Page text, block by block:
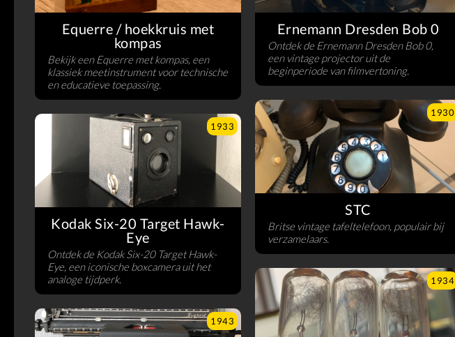
Equerre / hoekkruis met
kompas
Bekijk een Equerre met kompas, een
klassiek meetinstrument voor technische
en educatieve toepassing.
Ernemann Dresden Bob 0
Ontdek de Ernemann Dresden Bob 0,
een vintage projector uit de
beginperiode van filmvertoning.
1930
STC
Britse vintage tafeltelefoon, populair bij
verzamelaars.
1933
Kodak Six-20 Target Hawk-
Eye
Ontdek de Kodak Six-20 Target Hawk-
Eye, een iconische boxcamera uit het
analoge tijdperk.
1934
1943